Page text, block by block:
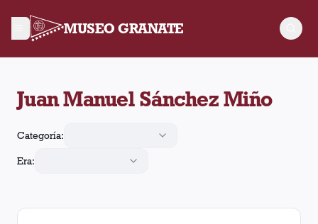
MUSEO GRANATE
Juan Manuel Sánchez Miño
Categoría:
Era: